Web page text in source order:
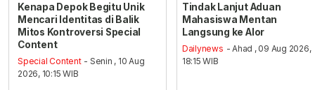
Kenapa Depok Begitu Unik
Mencari Identitas di Balik
Mitos Kontroversi Special
Content
Special Content - Senin , 10 Aug
2026, 10:15 WIB
Tindak Lanjut Aduan
Mahasiswa Mentan
Langsung ke Alor
Dailynews - Ahad , 09 Aug 2026,
18:15 WIB